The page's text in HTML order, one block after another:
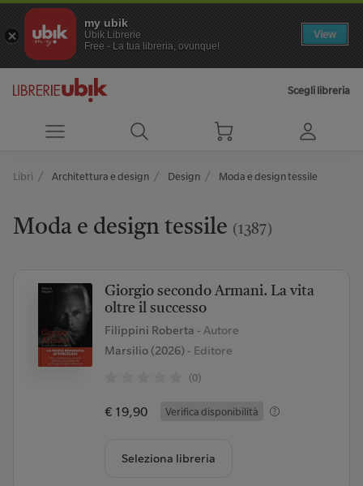
my ubik
Ubik Librerie
Free - La tua libreria, ovunque!
View
Scegli libreria
Libri Architettura e design Design Moda e design tessile
Moda e design tessile (1387)
Giorgio secondo Armani. La vita
oltre il successo
Filippini Roberta - Autore
Marsilio (2026)- Editore
(0)
€ 19,90 Verifica disponibilità
Seleziona libreria